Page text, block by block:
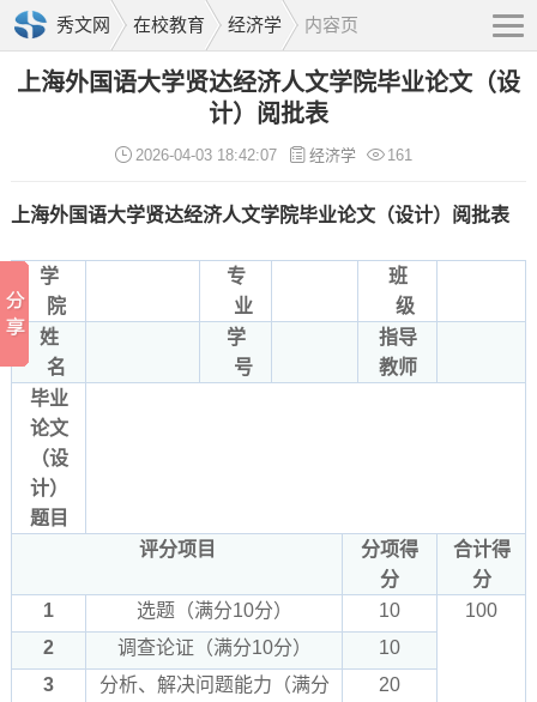
秀文网 在校教育 经济学 内容页
上海外国语大学贤达经济人文学院毕业论文（设
计）阅批表
2026-04-03 18:42:07 经济学 161
上海外国语大学贤达经济人文学院毕业论文（设计）阅批表
学
院
专
业
班
级
姓
名
学
号
指导
教师
毕业
论文
（设
计）
题目
评分项目
分项得
分
合计得
分
1
选题（满分10分） 10
100
2
调查论证（满分10分）
10
3
分析、解决问题能力（满分
20